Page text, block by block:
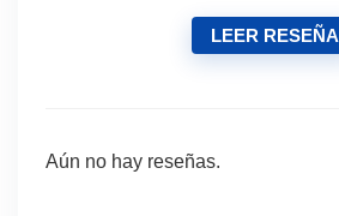
LEER RESEÑA
Aún no hay reseñas.